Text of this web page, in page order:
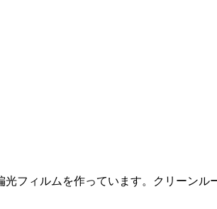
フィルムを作っています。クリーン